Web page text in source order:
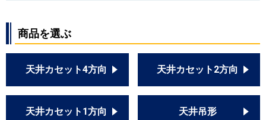
商品を選ぶ
天井カセット4方向 天井カセット2方向
天井カセット1方向 天井吊形